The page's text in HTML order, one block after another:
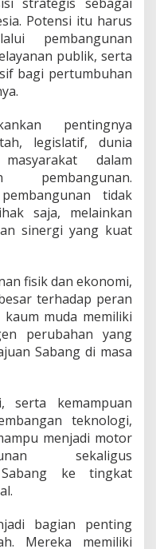
strategis sebagai
Potensi itu harus
pembangunan
publik, serta
bagi pertumbuhan
pentingnya
legislatif, dunia
dalam
pembangunan.
tidak
saja, melainkan
sinergi yang kuat
fisik dan ekonomi,
terhadap peran
muda memiliki
perubahan yang
Sabang di masa
serta kemampuan
teknologi,
menjadi motor
sekaligus
ke tingkat
bagian penting
Mereka memiliki